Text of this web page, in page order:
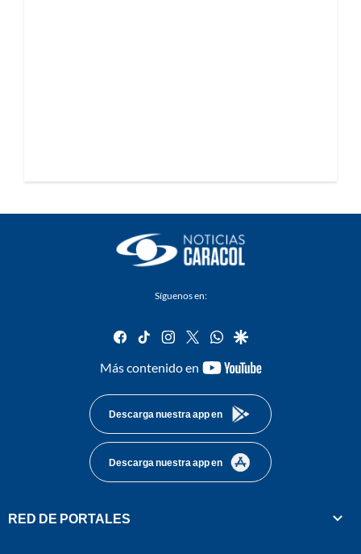
Síguenos en:
facebook
tiktok instagram
twitterwhatsapp
google
Más contenido en
youtube-
Descarga nuestra app en
Descarga nuestra app en
RED DE PORTALES